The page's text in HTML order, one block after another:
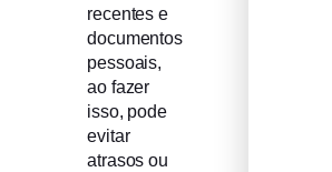
recentes e
documentos
pessoais,
ao fazer
isso, pode
evitar
atrasos ou